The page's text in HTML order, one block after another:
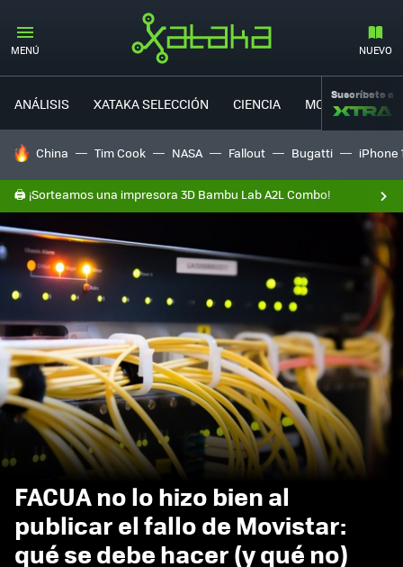
MENÚ NUEVO
ANÁLISIS XATAKA SELECCIÓN CIENCIA MOVILIDAD
Suscríbete a
HOY SE HABLA DE
China Tim Cook NASA Fallout Bugatti iPhone
🖨️ ¡Sorteamos una impresora 3D Bambu Lab A2L Combo!
FACUA no lo hizo bien al
publicar el fallo de Movistar:
qué se debe hacer (y qué no)